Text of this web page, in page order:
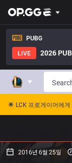
PUBG
LIVE
2026
🌟 LCK 프로게이머에
2016년 6월 25일